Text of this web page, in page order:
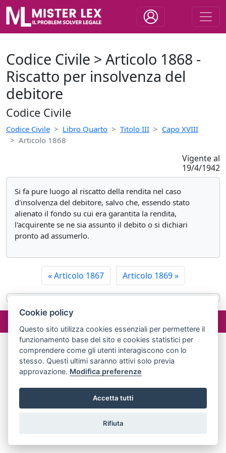
Codice Civile > Articolo 1868 -
Riscatto per insolvenza del
debitore
Codice Civile
Codice Civile Libro Quarto Titolo III
Capo XVIII
Articolo 1868
Vigente al
19/4/1942
Si fa pure luogo al riscatto della rendita nel caso
d'insolvenza del debitore, salvo che, essendo stato
alienato il fondo su cui era garantita la rendita,
l'acquirente se ne sia assunto il debito o si dichiari
pronto ad assumerlo.
«Articolo 1867 Articolo 1869»
©2024 misterlex.it -
02029690472
Cookie policy
Questo sito utilizza cookies essenziali per permettere il
funzionamento base del sito e cookies statistici per
comprendere come gli utenti interagiscono con lo
stesso. Questi ultimi saranno attivi solo previa
approvazione. Modifica preferenze
Accetta tutti
Rifiuta